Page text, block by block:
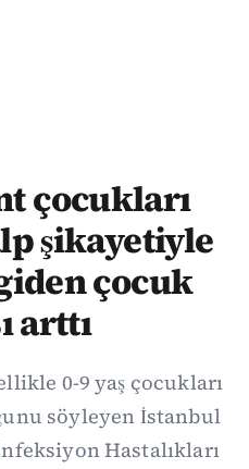
çocukları
şikayetiyle
çocuk
arttı
0-9 yaş çocukları
söyleyen İstanbul
Hastalıkları